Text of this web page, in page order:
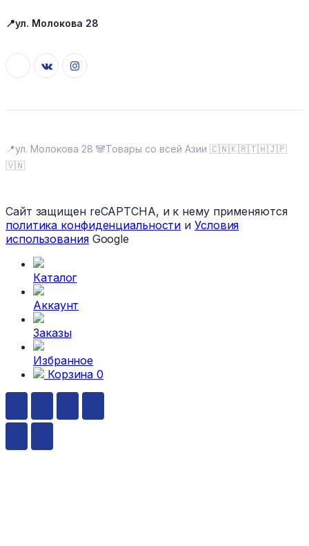
📍ул. Молокова 28
📍ул. Молокова 28 🐼Товары со всей Азии 🇨🇳🇰🇷🇹🇭🇯🇵
🇻🇳
Сайт защищен reCAPTCHA, и к нему применяются
политика конфиденциальности иУсловия
использованияGoogle
Каталог
Аккаунт
Заказы
Избранное
Корзина 0